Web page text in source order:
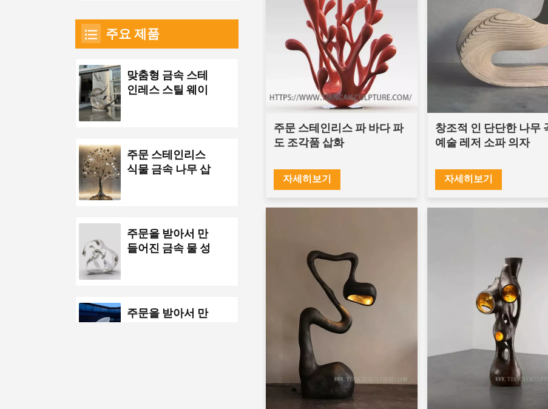
주문 스테인리스 파 바다 파
도 조각품 삽화
자세히보기
창조적 인 단단한 나무
예술 레저 소파 의자
자세히보기
주요 제품
맞춤형 금속 스테
인레스 스틸 웨이
주문 스테인리스
식물 금속 나무 삽
주문을 받아서 만
들어진 금속 물 성
주문을 받아서 만